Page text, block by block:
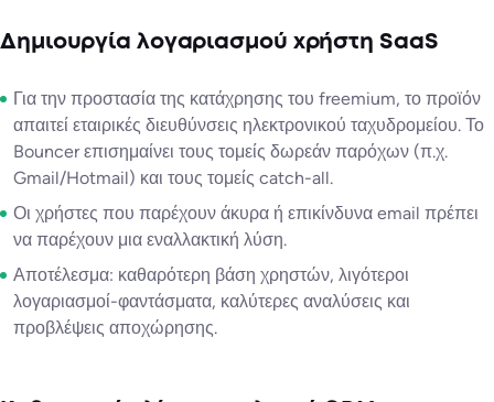
Δημιουργία λογαριασμού χρήστη SaaS
Για την προστασία της κατάχρησης του freemium, το προϊόν
απαιτεί εταιρικές διευθύνσεις ηλεκτρονικού ταχυδρομείου. Το
Bouncer επισημαίνει τους τομείς δωρεάν παρόχων (π.χ.
Gmail/Hotmail) και τους τομείς catch-all.
Οι χρήστες που παρέχουν άκυρα ή επικίνδυνα email πρέπει
να παρέχουν μια εναλλακτική λύση.
Αποτέλεσμα: καθαρότερη βάση χρηστών, λιγότεροι
λογαριασμοί-φαντάσματα, καλύτερες αναλύσεις και
προβλέψεις αποχώρησης.